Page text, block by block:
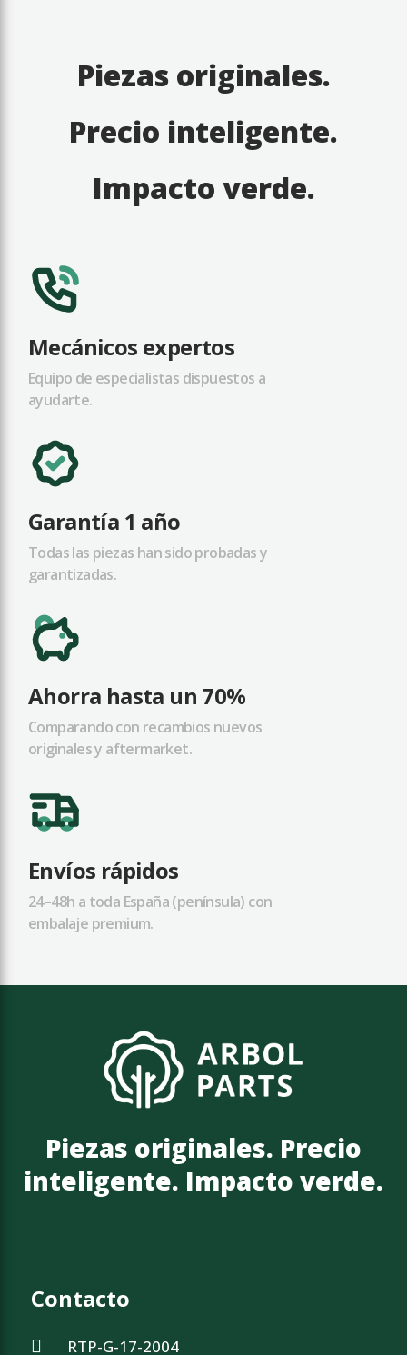
Piezas originales.
Precio inteligente.
Impacto verde.
Mecánicos expertos
Equipo de especialistas dispuestos a
ayudarte.
Garantía 1 año
Todas las piezas han sido probadas y
garantizadas.
Ahorra hasta un 70%
Comparando con recambios nuevos
originales y aftermarket.
Envíos rápidos
24–48h a toda España (península) con
embalaje premium.
Piezas originales. Precio
inteligente. Impacto verde.
Contacto
RTP-G-17-2004